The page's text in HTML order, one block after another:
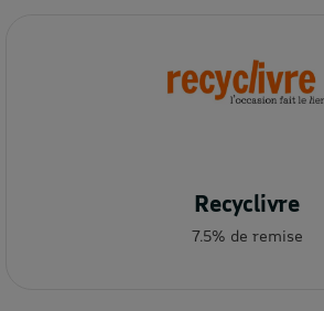
Recyclivre
7.5% de remise